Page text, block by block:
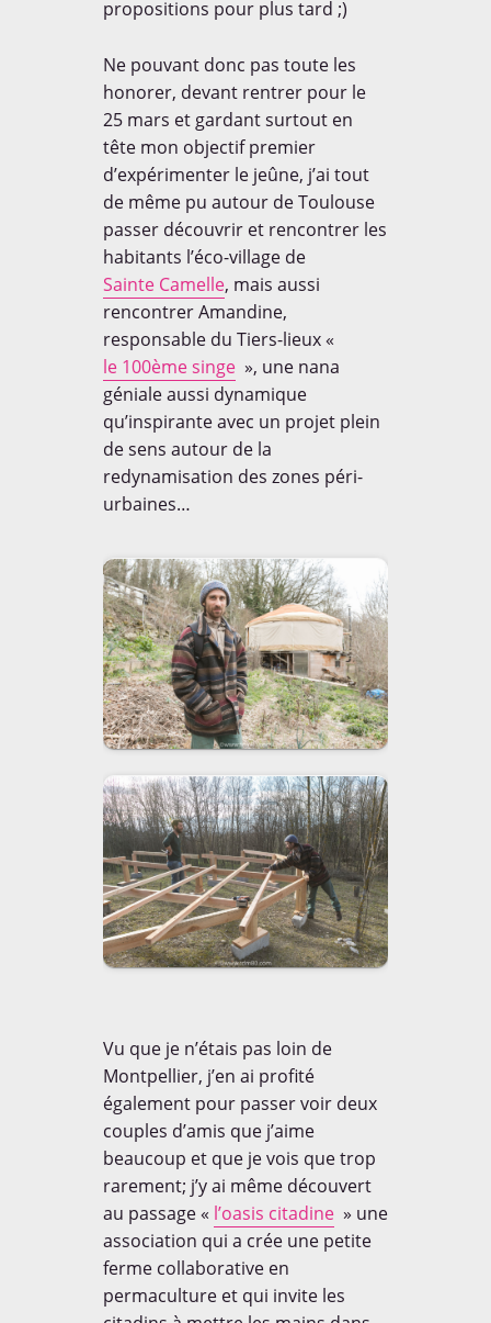
propositions pour plus tard ;)
Ne pouvant donc pas toute les
honorer, devant rentrer pour le
25 mars et gardant surtout en
tête mon objectif premier
d’expérimenter le jeûne, j’ai tout
de même pu autour de Toulouse
passer découvrir et rencontrer les
habitants l’éco-village de
Sainte Camelle, mais aussi
rencontrer Amandine,
responsable du Tiers-lieux «
le 100ème singe », une nana
géniale aussi dynamique
qu’inspirante avec un projet plein
de sens autour de la
redynamisation des zones péri-
urbaines…
Vu que je n’étais pas loin de
Montpellier, j’en ai profité
également pour passer voir deux
couples d’amis que j’aime
beaucoup et que je vois que trop
rarement; j’y ai même découvert
au passage « l’oasis citadine » une
association qui a crée une petite
ferme collaborative en
permaculture et qui invite les